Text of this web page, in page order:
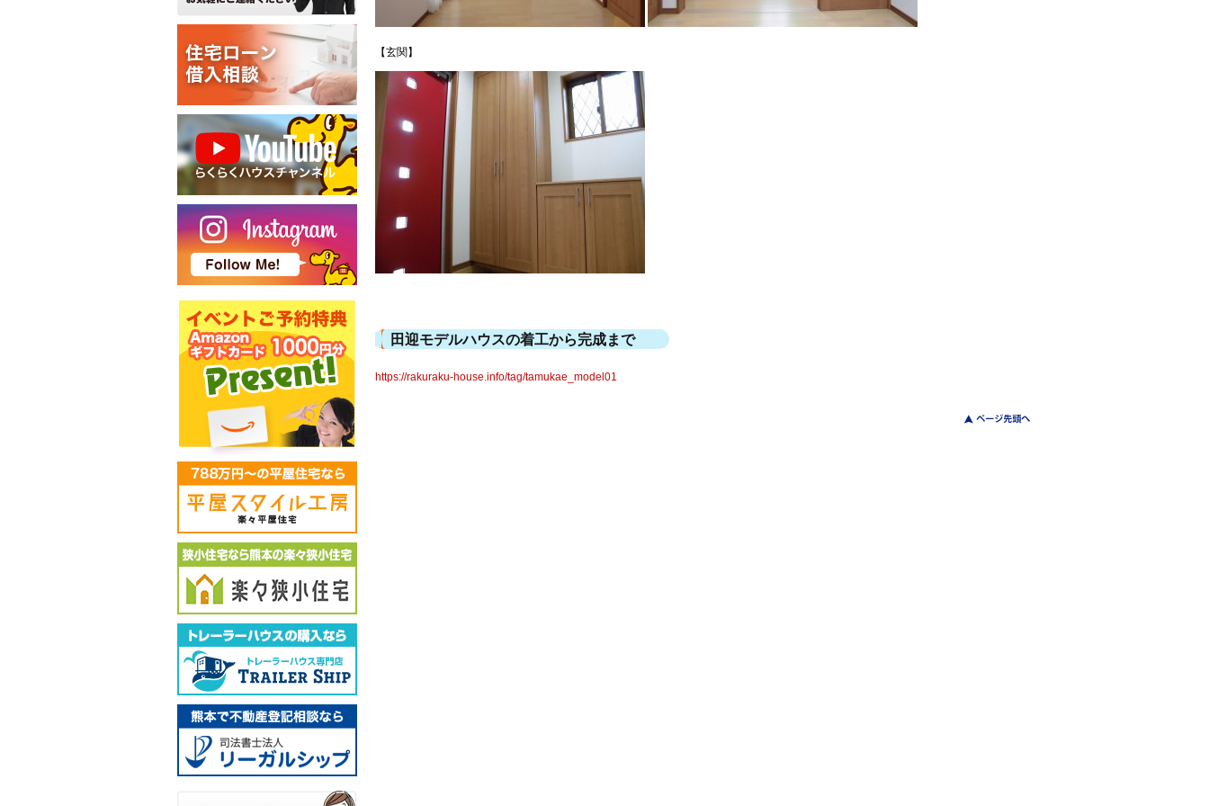
【玄関】
田迎モデルハウスの着工から完成まで
https://rakuraku-house.info/tag/tamukae_model01